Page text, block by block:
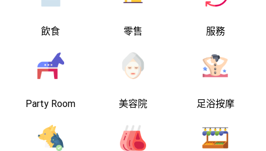
飲食 零售 服務
Party Room 美容院 足浴按摩